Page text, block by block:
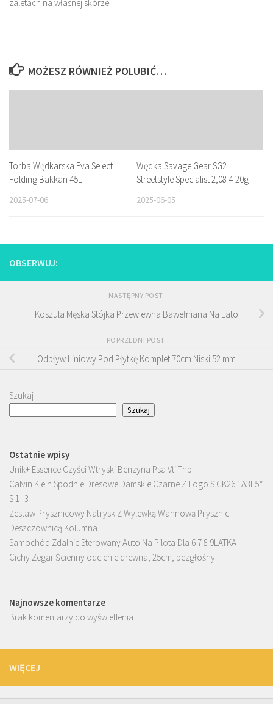
zaletach na własnej skórze.
MOŻESZ RÓWNIEŻ POLUBIĆ…
Torba Wędkarska Eva Select
Folding Bakkan 45L
2025-07-06
Wędka Savage Gear SG2
Streetstyle Specialist 2,08 4-20g
2025-06-05
OBSERWUJ:
NASTĘPNY POST
Koszula Męska Stójka Przewiewna Bawełniana Na Lato
POPRZEDNI POST
Odpływ Liniowy Pod Płytkę Komplet 70cm Niski 52 mm
Szukaj
Szukaj
Ostatnie wpisy
Unik+ Essence Czyści Wtryski Benzyna Psa Vti Thp
Calvin Klein Spodnie Dresowe Damskie Czarne Z Logo S CK26 1A3F5*
S 1_3
Zestaw Prysznicowy Natrysk Z Wylewką Wannową Prysznic
Deszczownicą Kolumna
Samochód Zdalnie Sterowany Auto Na Pilota Dla 6 7 8 9LATKA
Cichy Zegar Ścienny odcienie drewna, 25cm, bezgłośny
Najnowsze komentarze
Brak komentarzy do wyświetlenia.
WIĘCEJ